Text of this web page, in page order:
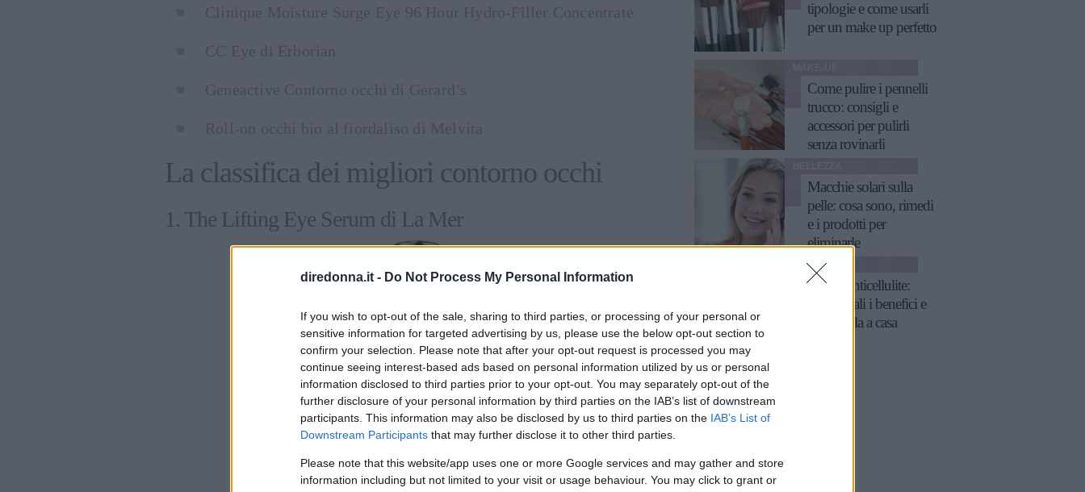
diredonna.it - Do Not Process My Personal Information
If you wish to opt-out of the sale, sharing to third parties, or processing of your personal or
sensitive information for targeted advertising by us, please use the below opt-out section to
confirm your selection. Please note that after your opt-out request is processed you may
continue seeing interest-based ads based on personal information utilized by us or personal
information disclosed to third parties prior to your opt-out. You may separately opt-out of the
further disclosure of your personal information by third parties on the IAB’s list of downstream
participants. This information may also be disclosed by us to third parties on the IAB’s List of
Downstream Participants that may further disclose it to other third parties.
Please note that this website/app uses one or more Google services and may gather and store
information including but not limited to your visit or usage behaviour. You may click to grant or
Clinique Moisture Surge Eye 96 Hour Hydro-Filler Concentrate
CC Eye di Erborian
Geneactive Contorno occhi di Gerard’s
Roll-on occhi bio al fiordaliso di Melvita
La classifica dei migliori contorno occhi
1. The Lifting Eye Serum di La Mer
tipologie e come usarli
per un make up perfetto
Come pulire i pennelli
trucco: consigli e
accessori per pulirli
senza rovinarli
Macchie solari sulla
pelle: cosa sono, rimedi
e i prodotti per
eliminarle
BELLEZZA
Crema anticellulite:
cos'è, quali i benefici e
come farla a casa